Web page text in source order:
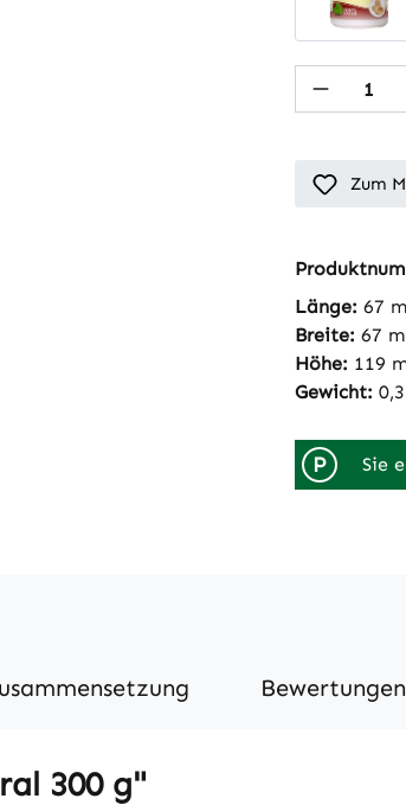
Zum
Länge: 67
Breite: 67
Höhe: 119
Gewicht:
P Sie
Bewertungen
300 g"